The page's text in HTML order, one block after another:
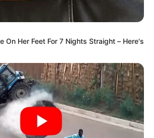
On Her Feet For 7 Nights Straight – Here's